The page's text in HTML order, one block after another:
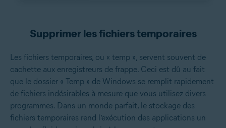
Supprimer les fichiers temporaires
Les fichiers temporaires, ou « temp », servent souvent de
cachette aux enregistreurs de frappe. Ceci est dû au fait
que le dossier « Temp » de Windows se remplit rapidement
de fichiers indésirables à mesure que vous utilisez divers
programmes. Dans un monde parfait, le stockage des
fichiers temporaires rend l’exécution des applications un